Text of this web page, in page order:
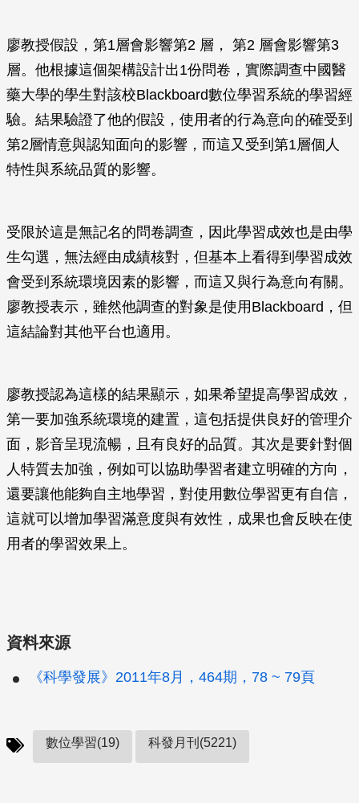
廖教授假設，第1層會影響第2 層， 第2 層會影響第3
層。他根據這個架構設計出1份問卷，實際調查中國醫
藥大學的學生對該校Blackboard數位學習系統的學習經
驗。結果驗證了他的假設，使用者的行為意向的確受到
第2層情意與認知面向的影響，而這又受到第1層個人
特性與系統品質的影響。
受限於這是無記名的問卷調查，因此學習成效也是由學
生勾選，無法經由成績核對，但基本上看得到學習成效
會受到系統環境因素的影響，而這又與行為意向有關。
廖教授表示，雖然他調查的對象是使用Blackboard，但
這結論對其他平台也適用。
廖教授認為這樣的結果顯示，如果希望提高學習成效，
第一要加強系統環境的建置，這包括提供良好的管理介
面，影音呈現流暢，且有良好的品質。其次是要針對個
人特質去加強，例如可以協助學習者建立明確的方向，
還要讓他能夠自主地學習，對使用數位學習更有自信，
這就可以增加學習滿意度與有效性，成果也會反映在使
用者的學習效果上。
資料來源
《科學發展》2011年8月，464期，78 ~ 79頁
數位學習(19) 科發月刊(5221)